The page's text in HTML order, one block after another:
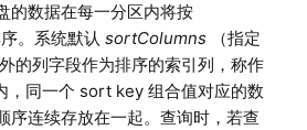
的数据在每一分区内将按
。系统默认 sortColumns（指定
的列字段作为排序的索引列，称作
，同一个 sort key 组合值对应的数
序连续存放在一起。查询时，若查